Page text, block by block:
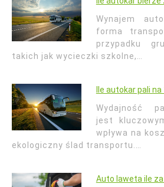
Wynajem
forma
przypadku
takich jak wycieczki szkolne,…
Ile autokar pali
Wydajność
jest
wpływa na
ekologiczny ślad transportu.…
Auto laweta ile za